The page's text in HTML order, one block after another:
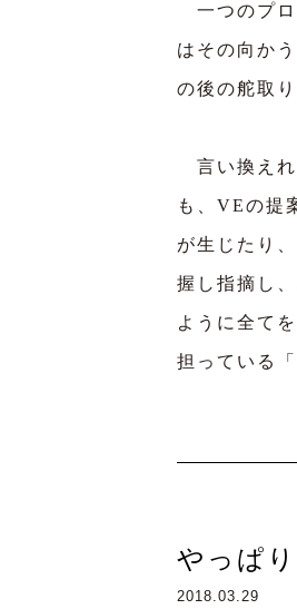
一つのプロ
はその向か
の後の舵取
言い換えれ
も、VEの提
が生じたり
握し指摘し
ように全て
担っている
やっぱ
2018.03.29